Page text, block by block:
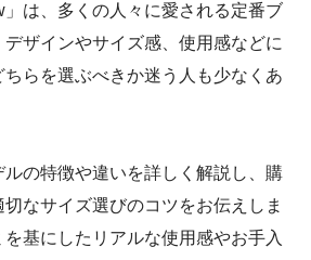
は、多くの人々に愛される定番ブ
ザインやサイズ感、使用感などに
らを選ぶべきか迷う人も少なくあ
の特徴や違いを詳しく解説し、購
なサイズ選びのコツをお伝えしま
基にしたリアルな使用感やお手入